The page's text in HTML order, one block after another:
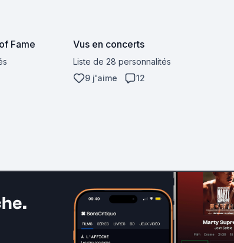
Fame Vus en concerts
Liste de 28 personnalités
9 j'aime
12